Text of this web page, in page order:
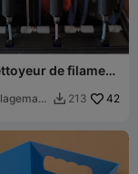
de filament
 213 42